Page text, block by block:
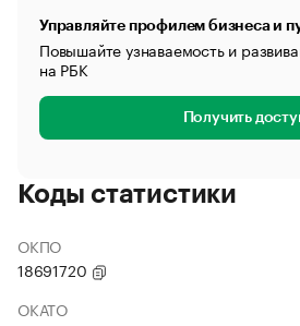
Управляйте профилем бизнеса и
Повышайте узнаваемость и
на РБК
Получить
Коды статистики
ОКПО
18691720
ОКАТО